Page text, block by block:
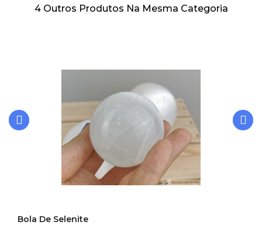
4 Outros Produtos Na Mesma Categoria
Bola De Selenite